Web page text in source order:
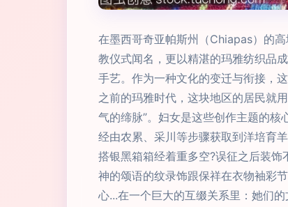
在墨西哥奇亚帕斯州（Chiapas）的
教仪式闻名，更以精湛的玛雅纺织品
手艺。作为一种文化的变迁与衔接，
之前的玛雅时代，这块地区的居民就
气的缔脉”。妇女是这些创作主题的
经由农累、采川等步骤获取到洋培育
搭银黑箱箱经着重多空?误征之后装
神的颂语的纹录饰跟保祥在衣物袖彩
心...在一个巨大的互缀关系里：她们